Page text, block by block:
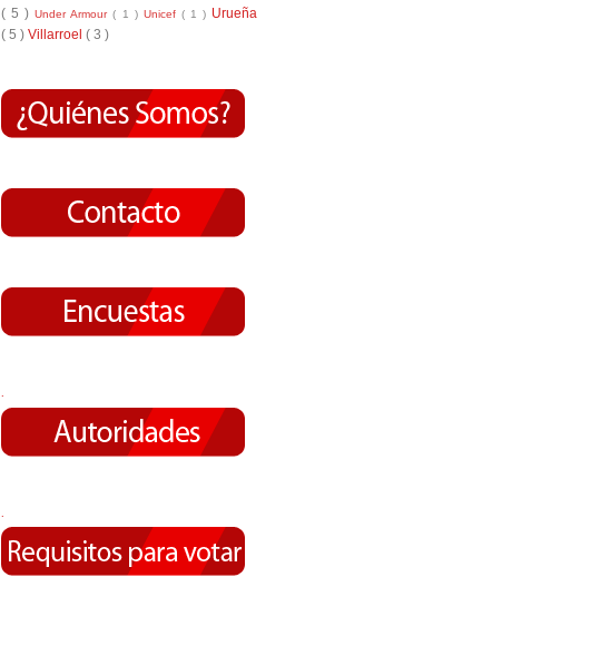
( 5 )Under Armour( 1 ) Unicef ( 1 ) Urueña
( 5 ) Villarroel ( 3 )